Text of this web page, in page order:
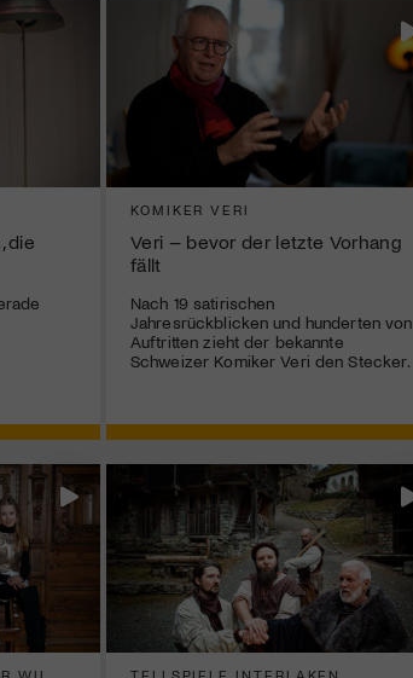
die
KOMIKER VERI
Veri – bevor der letzte Vorhang
fällt
Nach 19 satirischen
Jahresrückblicken und hunderten von
Auftritten zieht der bekannte
Schweizer Komiker Veri den Stecker.
WIL TELLSPIELE INTERLAKEN